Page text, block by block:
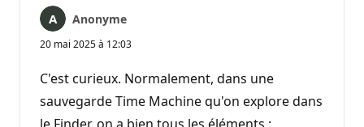
Anonyme
20 mai 2025 à 12:03
C'est curieux. Normalement, dans une
sauvegarde Time Machine qu'on explore dans
le Finder, on a bien tous les éléments :